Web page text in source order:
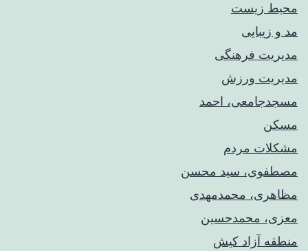
محیط زیست
مد و زیبایی
مدیریت فرهنگی
مدیریت ورزش
مسجدجامعی، احمد
مسکن
مشکلات مردم
مصطفوی، سید محسن
مظاهری، محمدمهدی
معزی، محمدحسین
منطقه آزاد کیش